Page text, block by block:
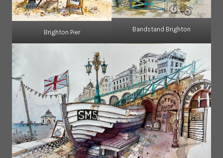
Brighton Pier Bandstand Brighton